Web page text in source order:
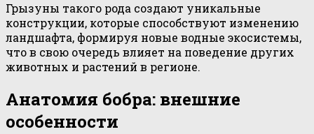
Грызуны такого рода создают уникальные
конструкции, которые способствуют изменению
ландшафта, формируя новые водные экосистемы,
что в свою очередь влияет на поведение других
животных и растений в регионе.
Анатомия бобра: внешние
особенности